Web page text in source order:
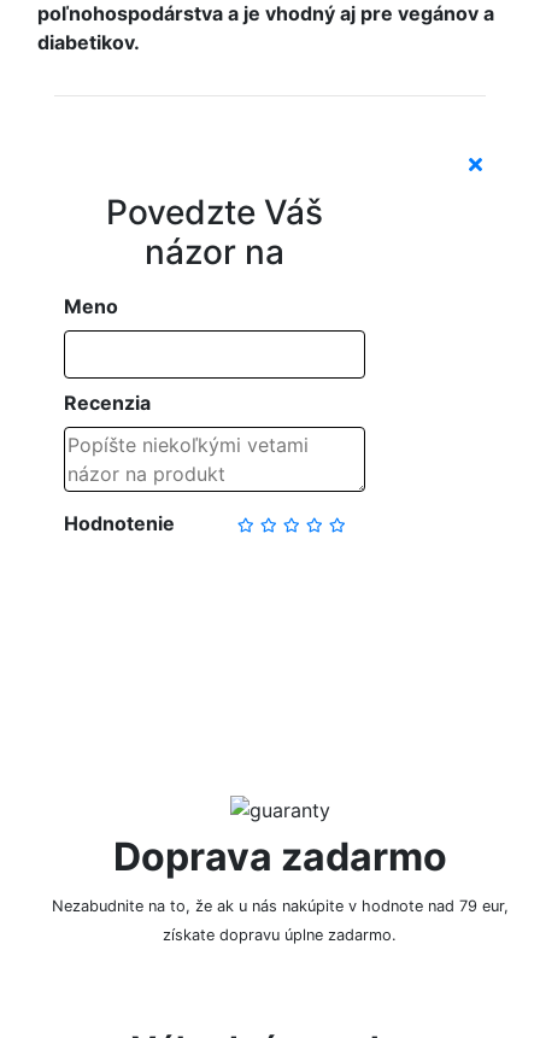
poľnohospodárstva a je vhodný aj pre vegánov a
diabetikov.
Povedzte Váš
názor na
Meno
Recenzia
Hodnotenie
Doprava zadarmo
Nezabudnite na to, že ak u nás nakúpite v hodnote nad 79 eur,
získate dopravu úplne zadarmo.